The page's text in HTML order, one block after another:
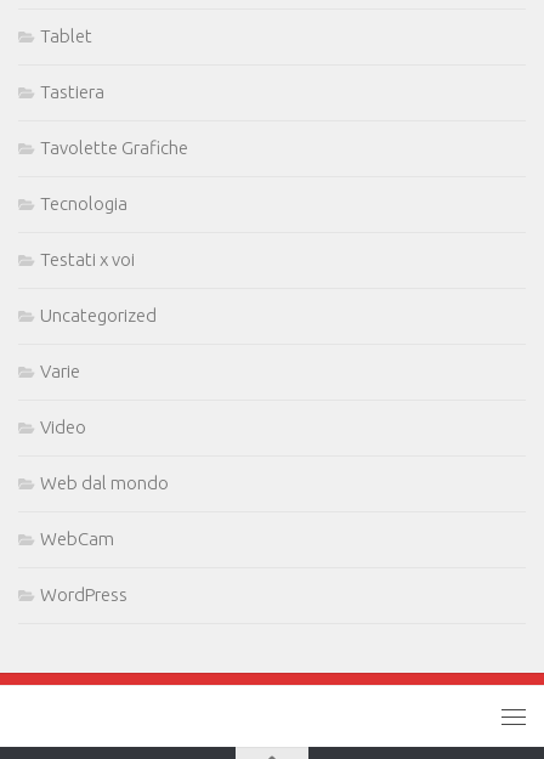
Tablet
Tastiera
Tavolette Grafiche
Tecnologia
Testati x voi
Uncategorized
Varie
Video
Web dal mondo
WebCam
WordPress